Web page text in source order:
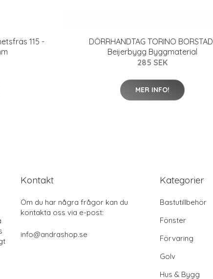
115 -
DÖRRHANDTAG TORINO BORSTAD |
Beijerbygg Byggmaterial
285 SEK
MER INFO!
Kontakt
Om du har några frågor kan du
kontakta oss via e-post:
info@andrashop.se
Kategorier
Bastutillbehör
Fönster
Förvaring
Golv
Hus & Bygg